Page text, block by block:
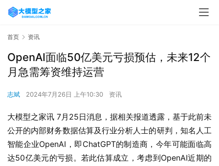
首页 资讯
OpenAI面临50亿美元亏损预估，未来12个
月急需筹资维持运营
志斌 2024年7月26日 上午10:30 资讯
大模型之家讯 7月25日消息，据相关报道透露，基于此前未
公开的内部财务数据估算及行业分析人士的研判，知名人工
智能企业OpenAI，即ChatGPT的制造商，今年可能面临高
达50亿美元的亏损。若此估算成立，考虑到OpenAI近期的